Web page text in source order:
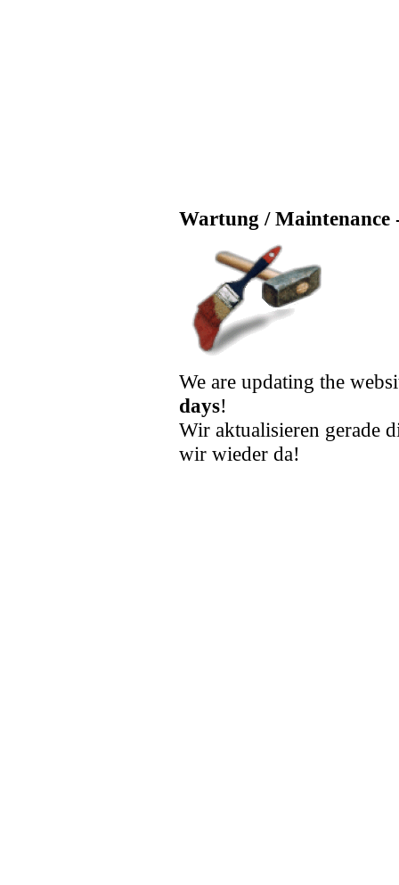
Wartung / Maintenance
We are updating the
days!
Wir aktualisieren gerade
wir wieder da!